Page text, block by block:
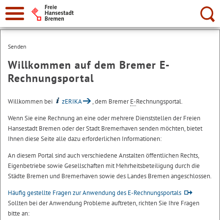
Suche:
Senden
Willkommen auf dem Bremer E-
Rechnungsportal
Willkommen bei zERIKA , dem BremerE-Rechnungsportal.
Wenn Sie eine Rechnung an eine oder mehrere Dienststellen der Freien
Hansestadt Bremen oder der Stadt Bremerhaven senden möchten, bietet
Ihnen diese Seite alle dazu erforderlichen Informationen:
An diesem Portal sind auch verschiedene Anstalten öffentlichen Rechts,
Eigenbetriebe sowie Gesellschaften mit Mehrheitsbeteiligung durch die
Städte Bremen und Bremerhaven sowie des Landes Bremen angeschlossen.
Häufig gestellte Fragen zur Anwendung des E-Rechnungsportals
Sollten bei der Anwendung Probleme auftreten, richten Sie Ihre Fragen
bitte an: